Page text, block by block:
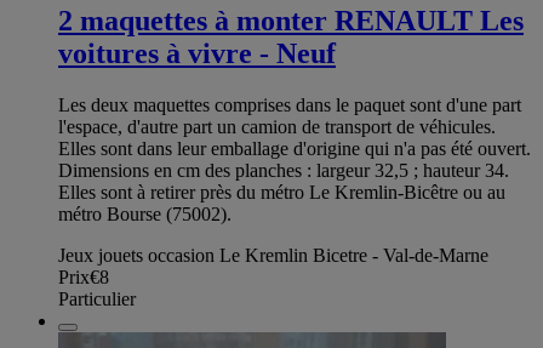
2 maquettes à monter RENAULT Les
voitures à vivre - Neuf
Les deux maquettes comprises dans le paquet sont d'une part
l'espace, d'autre part un camion de transport de véhicules.
Elles sont dans leur emballage d'origine qui n'a pas été ouvert.
Dimensions en cm des planches : largeur 32,5 ; hauteur 34.
Elles sont à retirer près du métro Le Kremlin-Bicêtre ou au
métro Bourse (75002).
Jeux jouets occasion Le Kremlin Bicetre - Val-de-Marne
Prix€8
Particulier